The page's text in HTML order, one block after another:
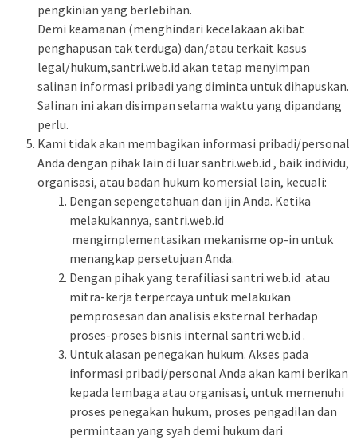
pengkinian yang berlebihan.
Demi keamanan (menghindari kecelakaan akibat
penghapusan tak terduga) dan/atau terkait kasus
legal/hukum,santri.web.id akan tetap menyimpan
salinan informasi pribadi yang diminta untuk dihapuskan.
Salinan ini akan disimpan selama waktu yang dipandang
perlu.
Kami tidak akan membagikan informasi pribadi/personal
Anda dengan pihak lain di luar santri.web.id , baik individu,
organisasi, atau badan hukum komersial lain, kecuali:
Dengan sepengetahuan dan ijin Anda. Ketika
melakukannya, santri.web.id
mengimplementasikan mekanisme op-in untuk
menangkap persetujuan Anda.
Dengan pihak yang terafiliasi santri.web.id atau
mitra-kerja terpercaya untuk melakukan
pemprosesan dan analisis eksternal terhadap
proses-proses bisnis internal santri.web.id .
Untuk alasan penegakan hukum. Akses pada
informasi pribadi/personal Anda akan kami berikan
kepada lembaga atau organisasi, untuk memenuhi
proses penegakan hukum, proses pengadilan dan
permintaan yang syah demi hukum dari